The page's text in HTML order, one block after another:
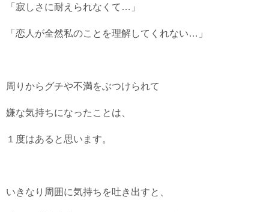
「寂しさに耐えられなくて…」
「恋人が全然私のことを理解してくれない…」
周りからグチや不満をぶつけられて
嫌な気持ちになったことは、
１度はあると思います。
いきなり周囲に気持ちを吐き出すと、